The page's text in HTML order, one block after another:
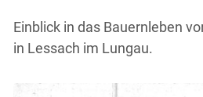
Einblick in das Bauernleben
in Lessach im Lungau.